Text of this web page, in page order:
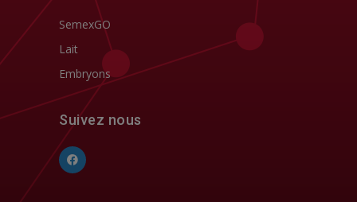
SemexGO
Lait
Embryons
Suivez nous